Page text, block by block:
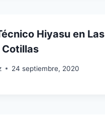
Hiyasu en Las
Cotillas
24 septiembre, 2020